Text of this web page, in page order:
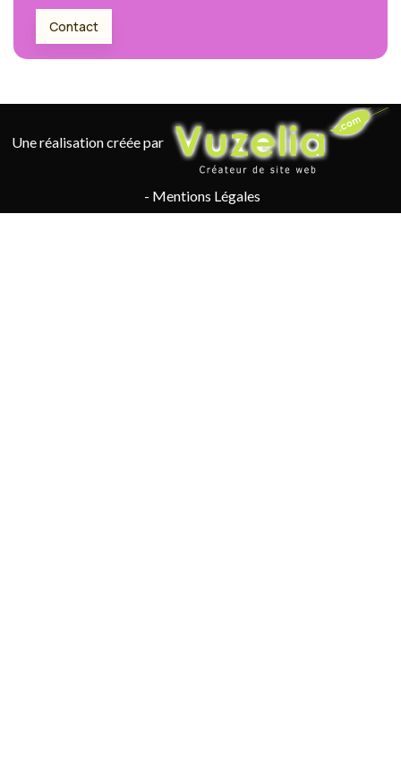
Contact
Une réalisation créée par
- Mentions Légales